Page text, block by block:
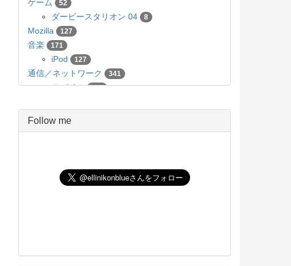
ゲーム 52
ダービースタリオン 04 8
Mozilla 127
音楽 171
iPod 127
通信／ネットワーク 341
モバイル 136
Pico
UNIX 198
PukiWiki 18
日々の出来事 160
Follow me